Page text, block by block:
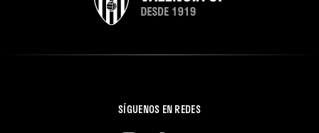
SÍGUENOS EN REDES